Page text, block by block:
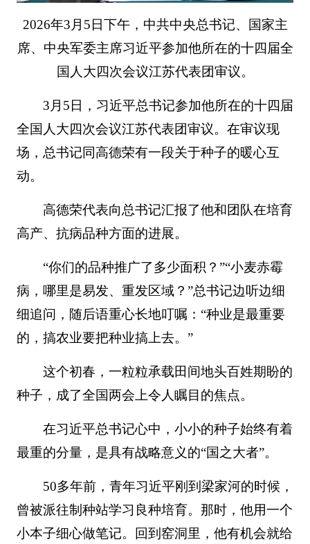
2026年3月5日下午，中共中央总书记、国家主
席、中央军委主席习近平参加他所在的十四届全
国人大四次会议江苏代表团审议。
3月5日，习近平总书记参加他所在的十四届
全国人大四次会议江苏代表团审议。在审议现
场，总书记同高德荣有一段关于种子的暖心互
动。
高德荣代表向总书记汇报了他和团队在培育
高产、抗病品种方面的进展。
“你们的品种推广了多少面积？”“小麦赤霉
病，哪里是易发、重发区域？”总书记边听边细
细追问，随后语重心长地叮嘱：“种业是最重要
的，搞农业要把种业搞上去。”
这个初春，一粒粒承载田间地头百姓期盼的
种子，成了全国两会上令人瞩目的焦点。
在习近平总书记心中，小小的种子始终有着
最重的分量，是具有战略意义的“国之大者”。
50多年前，青年习近平刚到梁家河的时候，
曾被派往制种站学习良种培育。那时，他用一个
小本子细心做笔记。回到窑洞里，他有机会就给